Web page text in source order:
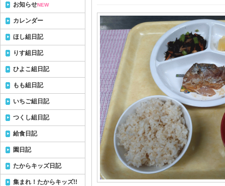
お知らせNEW
カレンダー
ほし組日記
りす組日記
ひよこ組日記
もも組日記
いちご組日記
つくし組日記
給食日記
園日記
たからキッズ日記
集まれ！たからキッズ!!